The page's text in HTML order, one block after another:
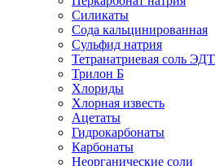
Силикаты
Сода кальцинированная
Сульфид натрия
Тетранатриевая соль
Трилон Б
Хлориды
Хлорная известь
Ацетаты
Гидрокарбонаты
Карбонаты
Неорганические соли